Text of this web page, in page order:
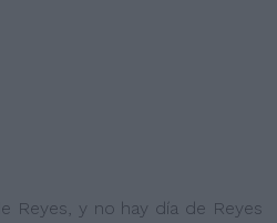
Reyes, y no hay día de Reyes